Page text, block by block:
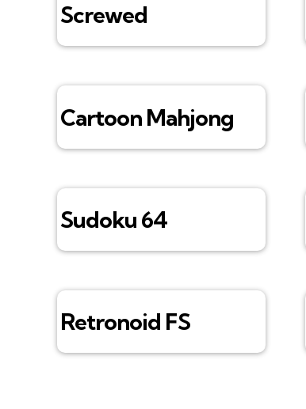
Screwed
Cartoon Mahjong
Sudoku 64
Retronoid FS